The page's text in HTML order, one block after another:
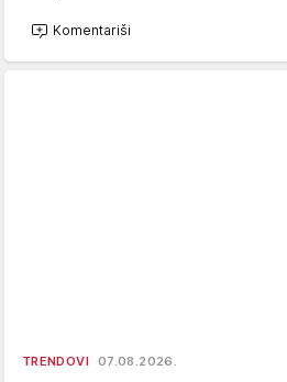
Komentariši
TRENDOVI 07.08.2026.